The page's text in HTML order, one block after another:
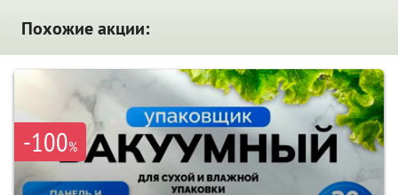
Похожие акции:
-100%